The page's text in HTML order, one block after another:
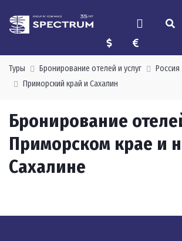
Туры Бронирование отелей и услуг
Россия
Приморский край и Сахалин
Бронирование
Приморском крае и
Сахалине